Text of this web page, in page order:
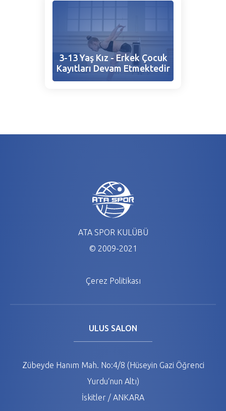
3-13 Yaş Kız - Erkek Çocuk
Kayıtları Devam Etmektedir
ATA SPOR KULÜBÜ
© 2009-2021
Çerez Politikası
ULUS SALON
Zübeyde Hanım Mah. No:4/8 (Hüseyin Gazi Öğrenci
Yurdu‘nun Altı)
İskitler / ANKARA